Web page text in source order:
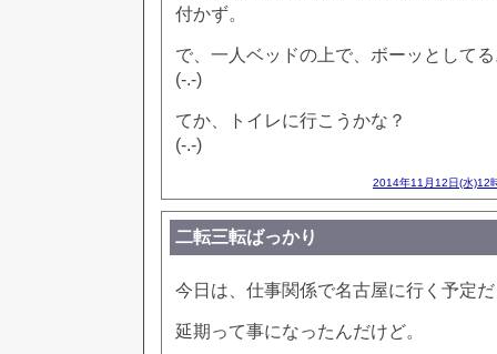
付かず。
で、一人ベッドの上で、ボーッとして
(-.-)
てか、トイレに行こうかな？
(-.-)
2014年11月12日(水)12
二転三転ばっかり
今日は、仕事関係で名古屋に行く予定
延期って事になったんだけど。